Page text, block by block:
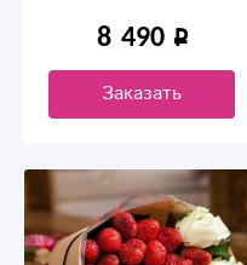
8 490
Заказать